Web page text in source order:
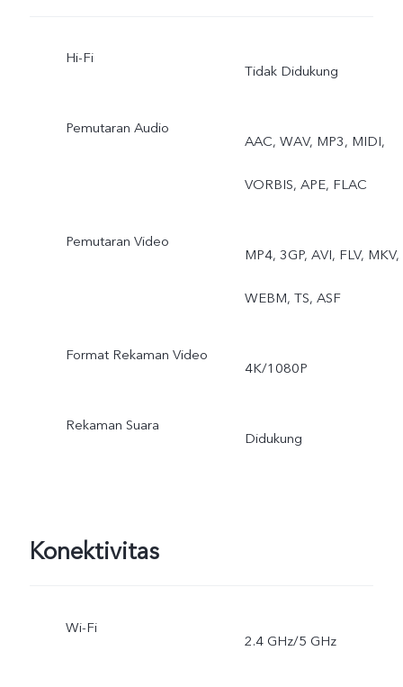
Hi-Fi
Tidak Didukung
Pemutaran Audio
AAC, WAV, MP3, MIDI,
VORBIS, APE, FLAC
Pemutaran Video
MP4, 3GP, AVI, FLV, MKV,
WEBM, TS, ASF
Format Rekaman Video
4K/1080P
Rekaman Suara
Didukung
Konektivitas
Wi-Fi
2.4 GHz/5 GHz